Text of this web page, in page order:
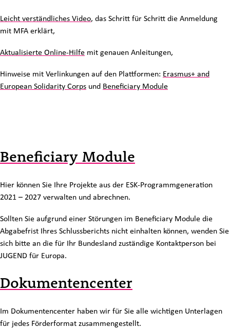
Leicht verständliches Video, das Schritt für Schritt die Anmeldung
mit MFA erklärt,
Aktualisierte Online-Hilfe mit genauen Anleitungen,
Hinweise mit Verlinkungen auf den Plattformen: Erasmus+ and
European Solidarity Corps und Beneficiary Module
Beneficiary Module
Hier können Sie Ihre Projekte aus der ESK-Programmgeneration
2021 – 2027 verwalten und abrechnen.
Sollten Sie aufgrund einer Störungen im Beneficiary Module die
Abgabefrist Ihres Schlussberichts nicht einhalten können, wenden Sie
sich bitte an die für Ihr Bundesland zuständige Kontaktperson bei
JUGEND für Europa.
Dokumentencenter
Im Dokumentencenter haben wir für Sie alle wichtigen Unterlagen
für jedes Förderformat zusammengestellt.